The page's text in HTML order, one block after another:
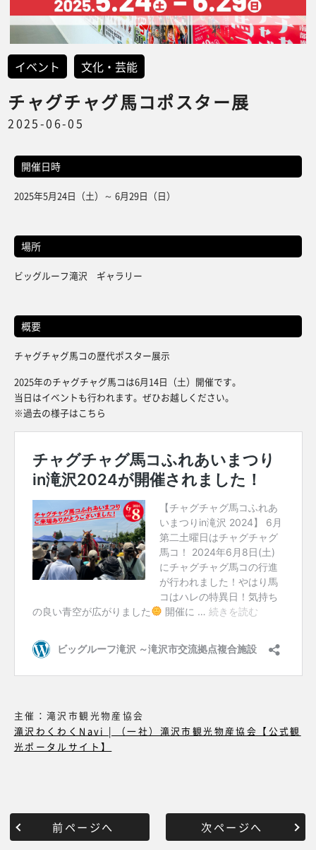
イベント 文化・芸能
チャグチャグ馬コポスター展
2025-06-05
開催日時
2025年5月24日（土）～ 6月29日（日）
場所
ビッグルーフ滝沢 ギャラリー
概要
チャグチャグ馬コの歴代ポスター展示
2025年のチャグチャグ馬コは6月14日（土）開催です。
当日はイベントも行われます。ぜひお越しください。
※過去の様子はこちら
主催：滝沢市観光物産協会
滝沢わくわくNavi | （一社）滝沢市観光物産協会【公式観
光ポータルサイト】
前ページへ 次ページへ